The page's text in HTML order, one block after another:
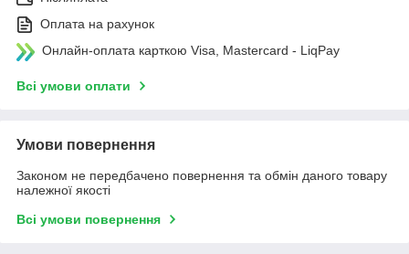
Оплата на рахунок
Онлайн-оплата карткою Visa, Mastercard - LiqPay
Всі умови оплати
Умови повернення
Законом не передбачено повернення та обмін даного товару
належної якості
Всі умови повернення